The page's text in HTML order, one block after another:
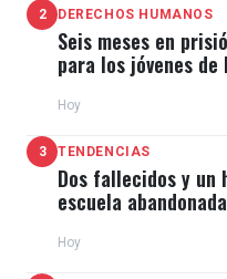
2 DERECHOS HUMANOS
Seis meses en
para los jóvenes de
Hoy
3 TENDENCIAS
Dos fallecidos y un
escuela
Hoy